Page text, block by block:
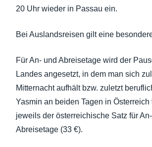
20 Uhr wieder in Passau ein.
Bei Auslandsreisen gilt eine
Für An- und Abreisetage wird der
Landes angesetzt, in dem man sich
Mitternacht aufhält bzw. zuletzt
Yasmin an beiden Tagen in Österreich
jeweils der österreichische Satz für
Abreisetage (33 €).